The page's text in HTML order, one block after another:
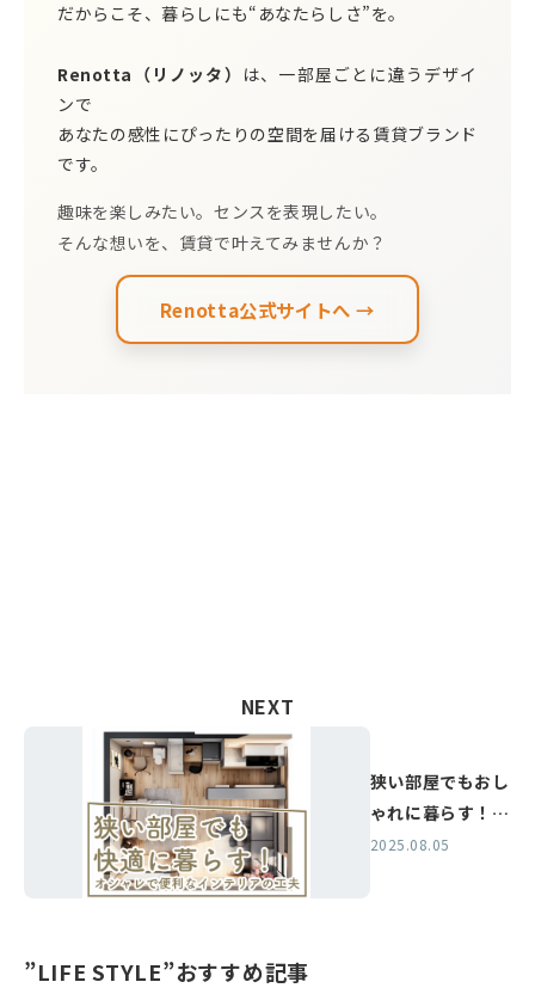
だからこそ、暮らしにも“あなたらしさ”を。
Renotta（リノッタ） は、一部屋ごとに違うデザイ
ンで
あなたの感性にぴったりの空間を届ける賃貸ブランド
です。
趣味を楽しみたい。センスを表現したい。
そんな想いを、賃貸で叶えてみませんか？
Renotta公式サイトへ →
NEXT
狭い部屋でもおし
ゃれに暮らす！機
能的なインテリア
2025.08.05
”LIFE STYLE”おすすめ記事